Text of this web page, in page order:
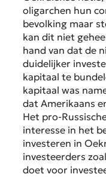
oligarchen hun
bevolking maar
kan dit niet
hand van dat de
duidelijker
kapitaal te
kapitaal was
dat Amerikaans
Het pro-
interesse in het
investeren in
investeerders
doet voor